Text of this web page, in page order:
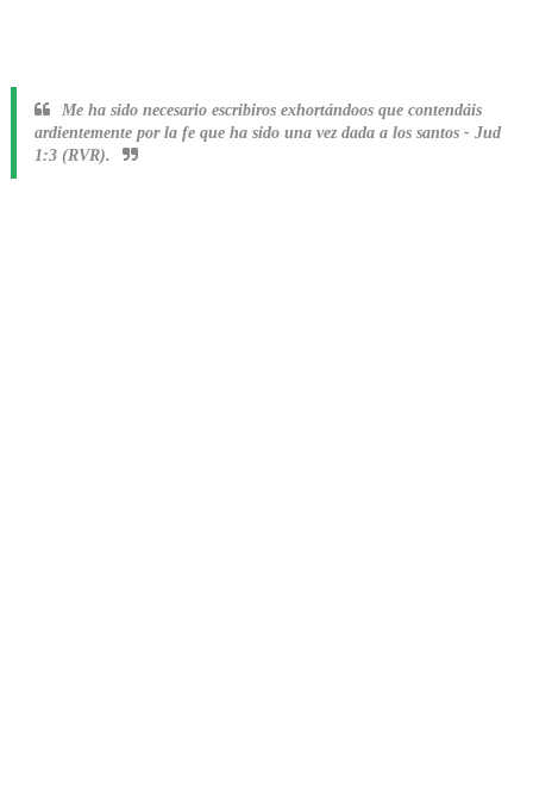
Me ha sido necesario escribiros exhortándoos que contendáis
ardientemente por la fe que ha sido una vez dada a los santos - Jud
1:3 (RVR).